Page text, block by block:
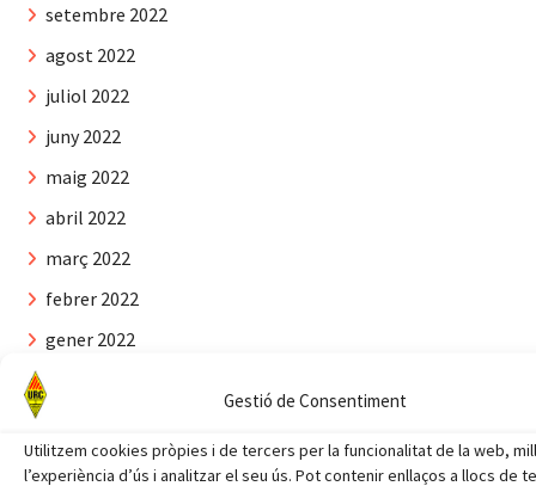
Gestió de Consentiment
Utilitzem cookies pròpies i de tercers per la funcionalitat de la web,
l’experiència d’ús i analitzar el seu ús. Pot contenir enllaços a llocs de
setembre 2022
agost 2022
juliol 2022
juny 2022
maig 2022
abril 2022
març 2022
febrer 2022
gener 2022
octubre 2021